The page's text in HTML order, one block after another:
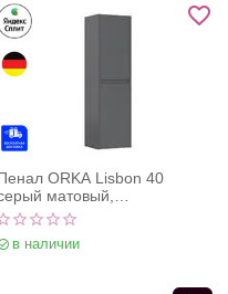
ORKA Lisbon 40
матовый,
в наличии